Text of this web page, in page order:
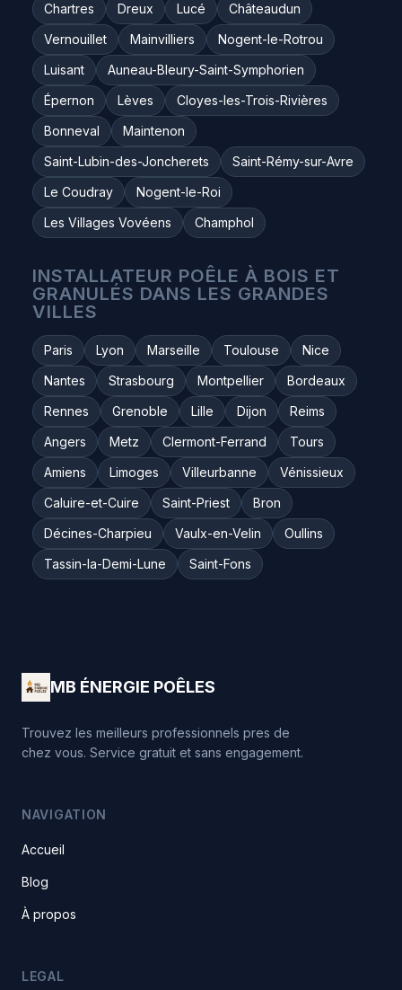
Chartres Dreux Lucé
Châteaudun
Vernouillet
Mainvilliers
Nogent-le-Rotrou
Luisant
Auneau-Bleury-Saint-Symphorien
Épernon
Lèves
Cloyes-les-Trois-Rivières
Bonneval
Maintenon
Saint-Lubin-des-Joncherets
Saint-Rémy-sur-Avre
Le Coudray
Nogent-le-Roi
Les Villages Vovéens
Champhol
INSTALLATEUR POÊLE À BOIS ET
GRANULÉS DANS LES GRANDES
VILLES
Paris Lyon Marseille Toulouse
Nice
Nantes
Strasbourg Montpellier
Bordeaux
Rennes
Grenoble Lille Dijon
Reims
Angers
Metz Clermont-Ferrand
Tours
Amiens
Limoges Villeurbanne
Vénissieux
Caluire-et-Cuire
Saint-Priest
Bron
Décines-Charpieu
Vaulx-en-Velin
Oullins
Tassin-la-Demi-Lune
Saint-Fons
MB ÉNERGIE POÊLES
Trouvez les meilleurs professionnels pres de
chez vous. Service gratuit et sans engagement.
NAVIGATION
Accueil
Blog
À propos
LEGAL